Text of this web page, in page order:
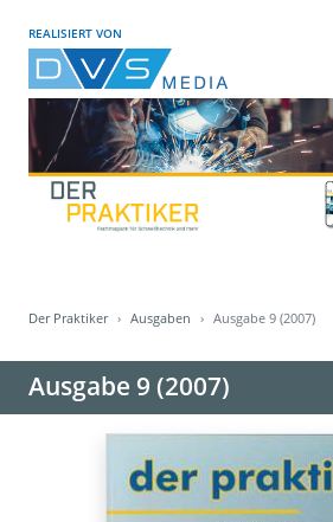
REALISIERT VON
Der Praktiker Ausgaben Ausgabe 9 (2007)
Ausgabe 9 (2007)